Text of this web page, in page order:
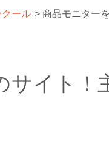
ール > 商品モニター
サイト！